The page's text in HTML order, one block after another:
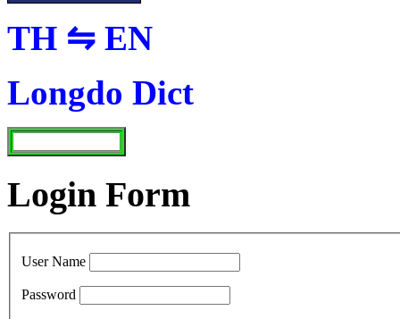
TH ⇋ EN
Longdo Dict
Login Form
User Name
Password